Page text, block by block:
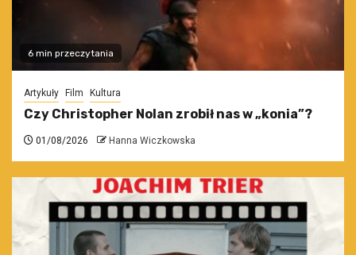
6 min przeczytania
Artykuły Film Kultura
Czy Christopher Nolan zrobił nas w „konia”?
01/08/2026 Hanna Wiczkowska